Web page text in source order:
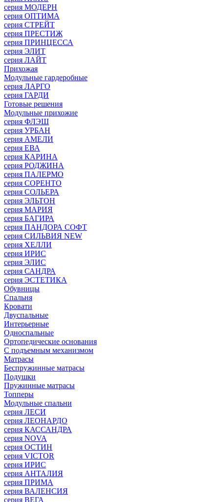
серия МОДЕРН
серия ОПТИМА
серия СТРЕЙТ
серия ПРЕСТИЖ
серия ПРИНЦЕССА
серия ЭЛИТ
серия ЛАЙТ
Прихожая
Модульные гардеробные
серия ЛАРГО
серия ГАРДИ
Готовые решения
Модульные прихожие
серия ФЛЭШ
серия УРБАН
серия АМЕЛИ
серия ЕВА
серия КАРИНА
серия РОДЖИНА
серия ПАЛЕРМО
серия СОРЕНТО
серия СОЛЬЕРА
серия ЭЛЬТОН
серия МАРИЯ
серия БАГИРА
серия ПАНДОРА СОФТ
серия СИЛЬВИЯ NEW
серия ХЕЛЛИ
серия ИРИС
серия ЭЛИС
серия САНДРА
серия ЭСТЕТИКА
Обувницы
Спальня
Кровати
Двуспальные
Интерьерные
Односпальные
Ортопедические основания
С подъемным механизмом
Матрасы
Беспружинные матрасы
Подушки
Пружинные матрасы
Топперы
Модульные спальни
серия ЛЕСИ
серия ЛЕОНАРДО
серия КАССАНДРА
серия NOVA
серия ОСТИН
серия VICTOR
серия ИРИС
серия АНТАЛИЯ
серия ПРИМА
серия ВАЛЕНСИЯ
серия ВЕГА